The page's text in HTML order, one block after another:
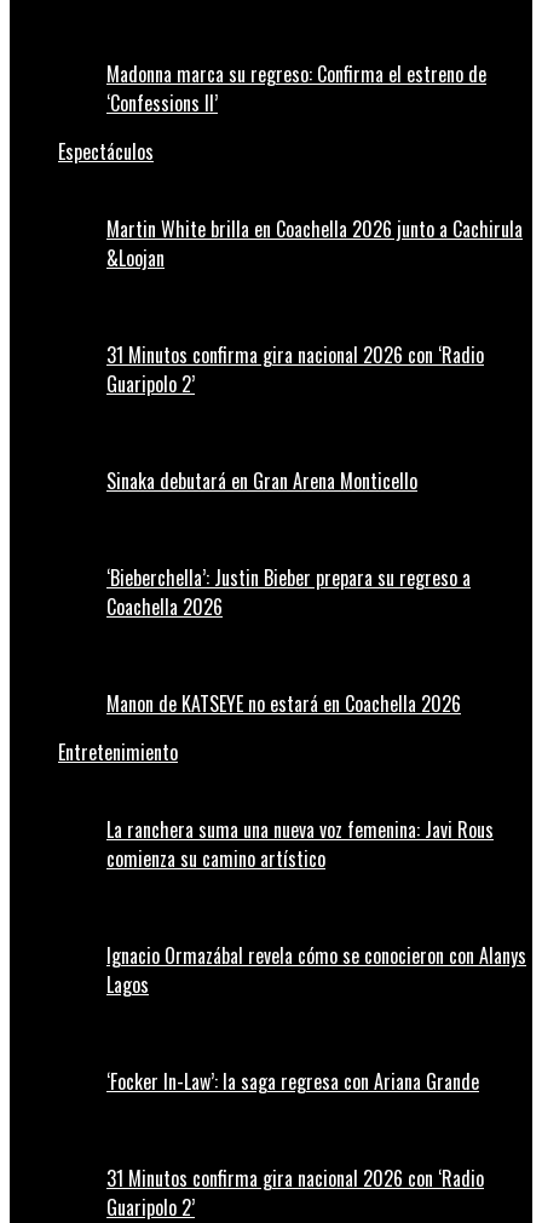
Madonna marca su regreso: Confirma el estreno de
‘Confessions II’
Espectáculos
Martin White brilla en Coachella 2026 junto a Cachirula
&Loojan
31 Minutos confirma gira nacional 2026 con ‘Radio
Guaripolo 2’
Sinaka debutará en Gran Arena Monticello
‘Bieberchella’: Justin Bieber prepara su regreso a
Coachella 2026
Manon de KATSEYE no estará en Coachella 2026
Entretenimiento
La ranchera suma una nueva voz femenina: Javi Rous
comienza su camino artístico
Ignacio Ormazábal revela cómo se conocieron con Alanys
Lagos
‘Focker In-Law’: la saga regresa con Ariana Grande
31 Minutos confirma gira nacional 2026 con ‘Radio
Guaripolo 2’